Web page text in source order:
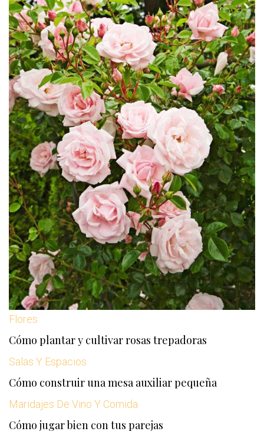
Flores
Cómo plantar y cultivar rosas trepadoras
Salas Y Espacios
Cómo construir una mesa auxiliar pequeña
Maridajes De Vino Y Comida
Cómo jugar bien con tus parejas